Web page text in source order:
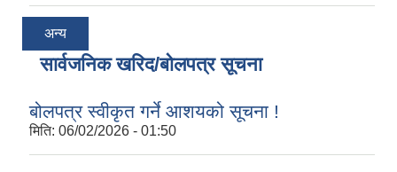
अन्य
सार्वजनिक खरिद/बोलपत्र सूचना
बोलपत्र स्वीकृत गर्ने आशयको सूचना !
मिति: 06/02/2026 - 01:50